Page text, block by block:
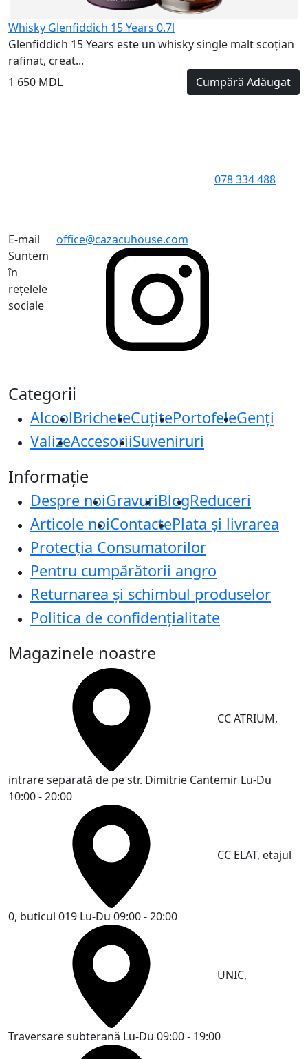
Whisky Glenfiddich 15 Years 0.7l
Glenfiddich 15 Years este un whisky single malt scoțian
rafinat, creat...
1 650 MDL
Cumpără Adăugat
078 334 488
E-mail
office@cazacuhouse.com
Suntem
în
rețelele
sociale
Categorii
AlcoolBricheteCuțitePortofeleGenți
ValizeAccesoriiSuveniruri
Informație
Despre noiGravuriBlogReduceri
Articole noiContactePlata și livrarea
Protecţia Consumatorilor
Pentru cumpărătorii angro
Returnarea și schimbul produselor
Politica de confidențialitate
Magazinele noastre
CC ATRIUM,
intrare separată de pe str. Dimitrie Cantemir Lu-Du
10:00 - 20:00
CC ELAT, etajul
0, buticul 019 Lu-Du 09:00 - 20:00
UNIC,
Traversare subterană Lu-Du 09:00 - 19:00